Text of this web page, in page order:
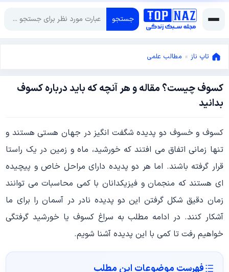
جستجو
تاپ ناز » مطالب علمی
کسوف چیست؟ مقاله و هر آنچه که باید درباره کسوف
بدانید
جولای
4,
2023
کسوف و خسوف دو پدیده شگفت انگیز در جهان هستی هستند و
تنها زمانی اتفاق می افتند که خورشید، ماه و زمین در یک راستا
قرار گرفته باشند. اما هر دو پدیده دارای مراحل خاص و پیچیده
ای هستند که منجمان و فیزیکدانان با کمی محاسبات می توانند
زمان دقیق شکل گرفتن این دو پدیده نادر در آسمان را برای ما
آشکار کنند. در ادامه مطلب به سراغ کسوف یا خورشید گرفتگی
خواهیم رفت تا کمی با این پدیده آشنا شویم.
فهرست موضوعات این مطلب